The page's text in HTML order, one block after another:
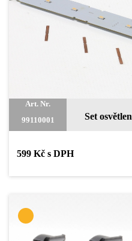
Art. Nr.
99110001
Set
599 Kč s DPH